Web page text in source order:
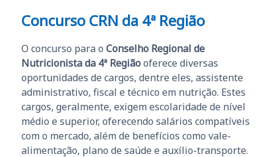
Concurso CRN da 4ª Região
O concurso para o Conselho Regional de
Nutricionista da 4ª Regiãooferece diversas
oportunidades de cargos, dentre eles, assistente
administrativo, fiscal e técnico em nutrição. Estes
cargos, geralmente, exigem escolaridade de nível
médio e superior, oferecendo salários compatíveis
com o mercado, além de benefícios como vale-
alimentação, plano de saúde e auxílio-transporte.